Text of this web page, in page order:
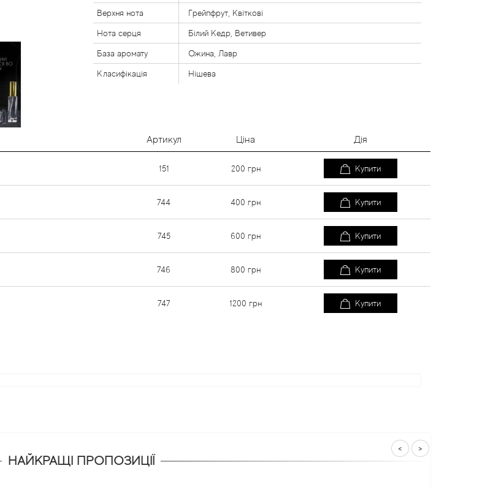
Верхня нота Грейпфрут, Квіткові
Нота серця Білий Кедр, Ветивер
База аромату Ожина, Лавр
Класифікація Нішева
Артикул Ціна Дія
151 200 грн Купити
744 400 грн Купити
745 600 грн Купити
746 800 грн Купити
747 1200 грн Купити
НАЙКРАЩІ ПРОПОЗИЦІЇ
< >